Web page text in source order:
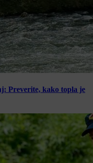
Preverite, kako topla je